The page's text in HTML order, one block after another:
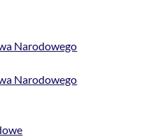
Narodowego
Narodowego